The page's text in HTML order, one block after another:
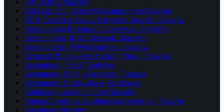
PW ROBO Staszów
Raf-Gum SC. Usługi Wulkanizacyjne Bogoria
REH Complex Analis, Krzysztof Janecki, Staszów
Rehabilitacja Bożena Chmielewska, Szydłów
Rehabilitacja, Rafał Belusiak, Staszów
Rehabilitacja, Sylwia Janecka, Staszów
Remonty Budowlane Andrzej Pruski, Staszów
Restauracja „Perła” Golejów
Restauracja Hotel „Gościniec” Strużki
Restauracja Królewska w Szydłowie
Rolnictwo, usługi rolnicze Staszów
Roman Gorostowicz, ginekolog położnik, Staszów
Rossmann Staszów